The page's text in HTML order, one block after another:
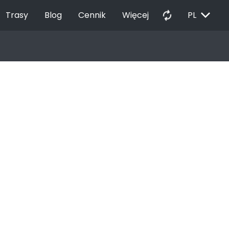
Trasy Blog Cennik Więcej autorenew PL EXPAND_MORE